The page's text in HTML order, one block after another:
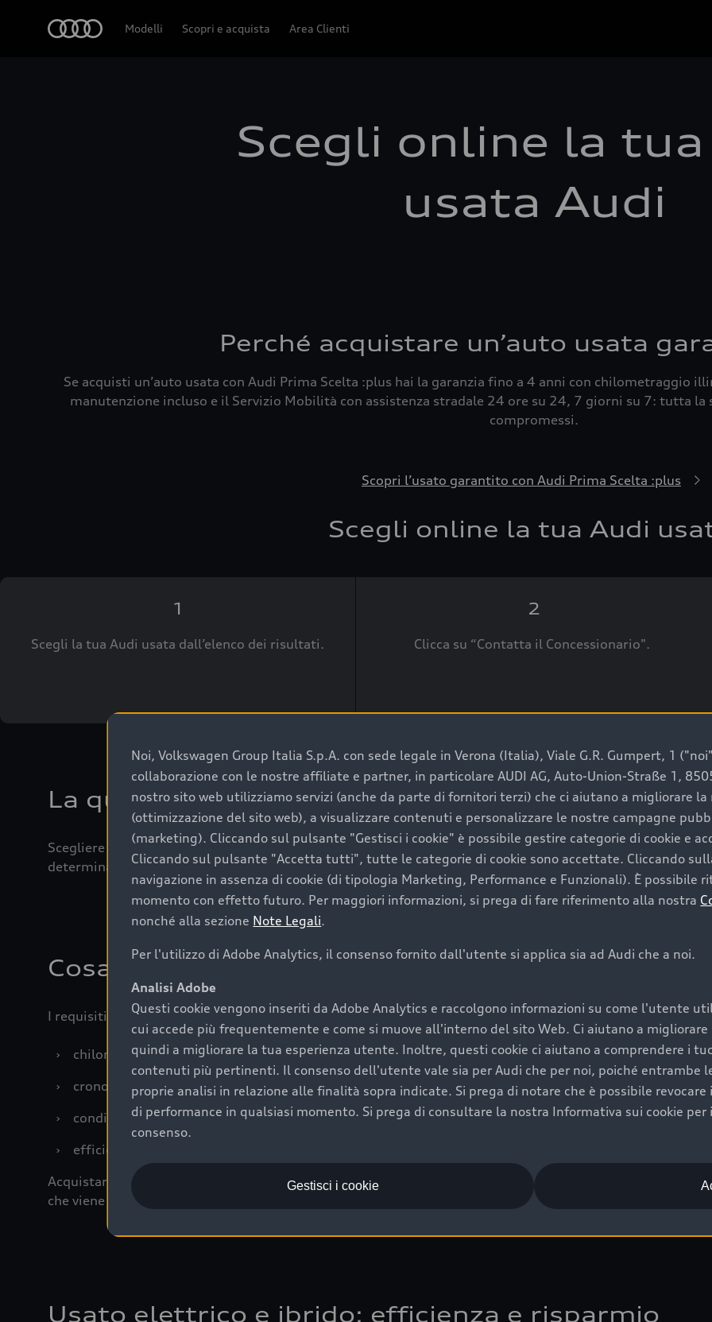
Modelli Scopri e acquista Area Clienti
Scegli online la
usata Audi
Perché acquistare un’auto usata
Se acquisti un’auto usata con Audi Prima Scelta :plus hai la garanzia fino a 4 anni con chilometraggio
manutenzione incluso e il Servizio Mobilità con assistenza stradale 24 ore su 24, 7 giorni su 7: tutta la
compromessi.
Scopri l’usato garantito con Audi Prima Scelta :plus
Scegli online la tua Audi
1
Scegli la tua Audi usata dall’elenco dei risultati.
2
Clicca su “Contatta il Concessionario".
La qualità di acquistare un’auto usata Audi
Scegliere un’auto usata è una decisione che coniuga convenienza, affidabilità e sostenibilità. Per fare un
determinanti come la garanzia inclusa e l’affidabilità del marchio. Audi offre l’auto usata perfetta tramite
Cosa sapere prima di acquistare la tua prossima
I requisiti fondamentali da considerare prima di acquistare un’auto usata, oltre al prezzo e all'aspetto,
›
chilometraggio: un valore contenuto corrisponde a uno stato migliore del veicolo e a una maggiore
›
cronologia dei tagliandi: una documentazione completa della vettura certifica una manutenzione
›
condizioni della carrozzeria e degli interni: una buona conservazione evidenzia cura e attenzione del
›
efficienza meccanica: motore, trasmissione e componenti principali in ottimo stato garantiscono
Acquistare un’auto usata in una Concessionaria ufficiale Audi che offre l’usato garantito tramite Audi
che viene sottoposto a 110 controlli approfonditi e coperto da garanzia fino a 4 anni per una maggiore
Usato elettrico e ibrido: efficienza e risparmio
Noi, Volkswagen Group Italia S.p.A. con sede legale in Verona (Italia), Viale G.R. Gumpert, 1
collaborazione con le nostre affiliate e partner, in particolare AUDI AG, Auto-Union-Straße 1,
nostro sito web utilizziamo servizi (anche da parte di fornitori terzi) che ci aiutano a migliorare la
(ottimizzazione del sito web), a visualizzare contenuti e personalizzare le nostre campagne
(marketing). Cliccando sul pulsante "Gestisci i cookie" è possibile gestire categorie di cookie e
Cliccando sul pulsante "Accetta tutti", tutte le categorie di cookie sono accettate. Cliccando
navigazione in assenza di cookie (di tipologia Marketing, Performance e Funzionali). È possibile
momento con effetto futuro. Per maggiori informazioni, si prega di fare riferimento alla nostra
nonché alla sezione Note Legali.
Per l'utilizzo di Adobe Analytics, il consenso fornito dall'utente si applica sia ad Audi che a noi.
Analisi Adobe
Questi cookie vengono inseriti da Adobe Analytics e raccolgono informazioni su come l'utente
cui accede più frequentemente e come si muove all'interno del sito Web. Ci aiutano a
quindi a migliorare la tua esperienza utente. Inoltre, questi cookie ci aiutano a comprendere i
contenuti più pertinenti. Il consenso dell'utente vale sia per Audi che per noi, poiché entrambe
proprie analisi in relazione alle finalità sopra indicate. Si prega di notare che è possibile
di performance in qualsiasi momento. Si prega di consultare la nostra Informativa sui cookie per
consenso.
Gestisci i cookie